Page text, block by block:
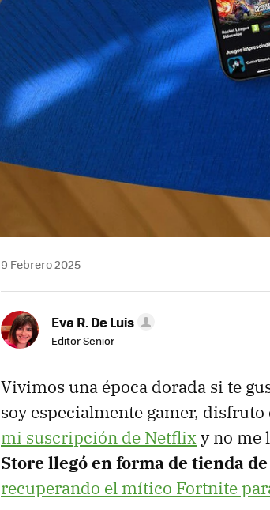
9 Febrero 2025
Eva R. De Luis
Editor Senior
Vivimos una época dorada si te
soy especialmente gamer,
mi suscripción de Netflixy no me
Store llegó en forma de tienda
recuperando el mítico Fortnite